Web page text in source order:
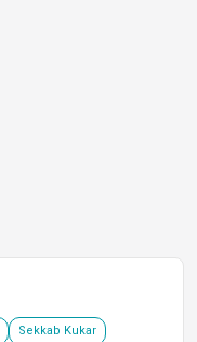
Sekkab Kukar